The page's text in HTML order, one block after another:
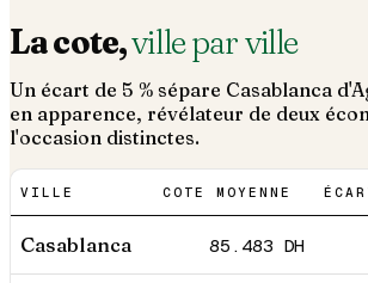
La cote,ville par ville
Un écart de 5 % sépare Casablanca
en apparence, révélateur de deux
l'occasion distinctes.
VILLE COTE MOYENNE
Casablanca 85.483 DH